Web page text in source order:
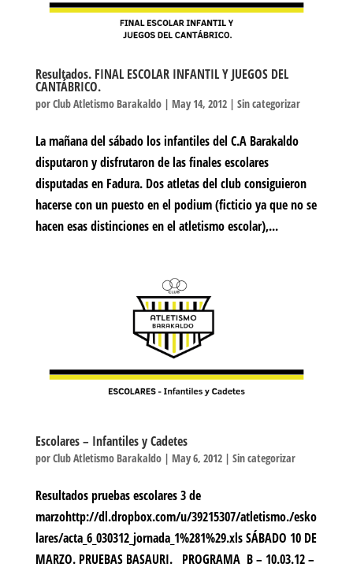
Resultados. FINAL ESCOLAR INFANTIL Y JUEGOS DEL
CANTÁBRICO.
porClub Atletismo Barakaldo| May 14, 2012| Sin categorizar
La mañana del sábado los infantiles del C.A Barakaldo
disputaron y disfrutaron de las finales escolares
disputadas en Fadura. Dos atletas del club consiguieron
hacerse con un puesto en el podium (ficticio ya que no se
hacen esas distinciones en el atletismo escolar),...
Escolares – Infantiles y Cadetes
porClub Atletismo Barakaldo| May 6, 2012| Sin categorizar
Resultados pruebas escolares 3 de
marzohttp://dl.dropbox.com/u/39215307/atletismo./esko
lares/acta_6_030312_jornada_1%281%29.xls SÁBADO 10 DE
MARZO. PRUEBAS BASAURI. PROGRAMA B – 10.03.12 –